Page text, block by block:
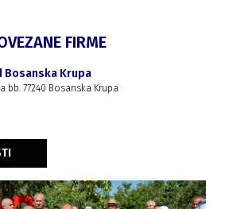
FIRME
Bosanska Krupa
bb. 77240 Bosanska Krupa